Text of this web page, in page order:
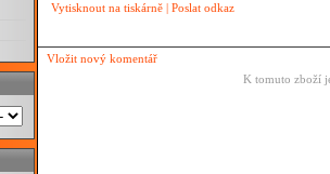
Vytisknout na tiskárně | Poslat odkaz
Vložit nový komentář
K tomuto zboží